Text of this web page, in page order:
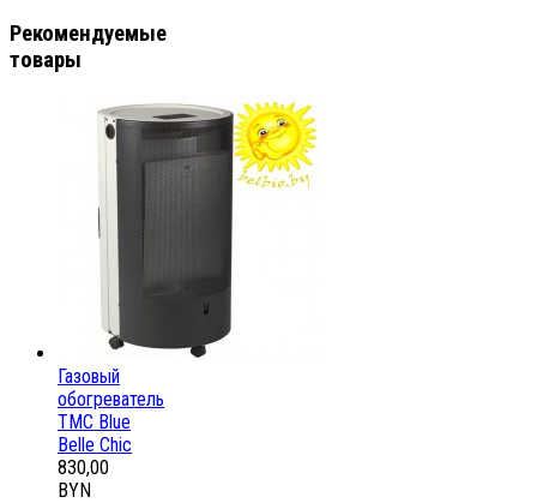
Рекомендуемые
товары
Газовый
обогреватель
ТМС Blue
Belle Chic
830,00
BYN